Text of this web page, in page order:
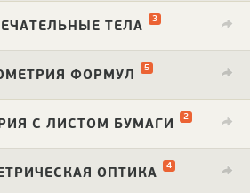
ТЕЛА 3
ФОРМУЛ 5
С ЛИСТОМ БУМАГИ 2
ОПТИКА 4